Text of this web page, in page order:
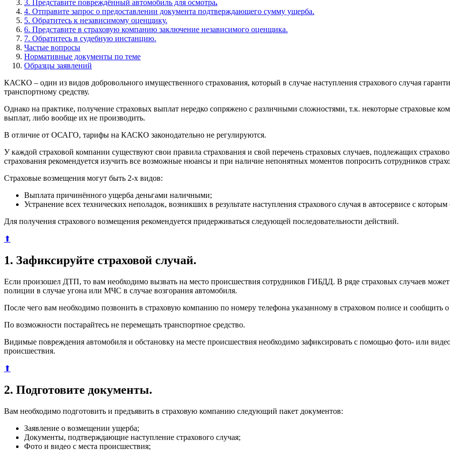
3. Представите повреждённый автомобиль для осмотра.
4. Отправите запрос о предоставлении документа подтверждающего сумму ущерба.
5. Обратитесь к независимому оценщику.
6. Представите в страховую компанию заключение независимого оценщика.
7. Обратитесь в судебную инстанцию.
Частые вопросы
Нормативные документы по теме
Образцы заявлений
КАСКО – один из видов добровольного имущественного страхования, который в случае наступления страхового случая
транспортному средству.
Однако на практике, получение страховых выплат нередко сопряжено с различными сложностями, т.к. некоторые страховые
выплат, либо вообще их не производить.
В отличие от ОСАГО, тарифы на КАСКО законодательно не регулируются.
У каждой страховой компании существуют свои правила страхования и свой перечень страховых случаев, подлежащих
страхования рекомендуется изучить все возможные нюансы и при наличие непонятных моментов попросить сотрудников
Страховые возмещения могут быть 2-х видов:
Выплата причинённого ущерба деньгами наличными;
Устранение всех технических неполадок, возникших в результате наступления страхового случая в автосервисе с
Для получения страхового возмещения рекомендуется придерживаться следующей последовательности действий.
⬆
1. Зафиксируйте страховой случай.
Если произошел ДТП, то вам необходимо вызвать на место происшествия сотрудников ГИБДД. В ряде страховых случаев
полиции в случае угона или МЧС в случае возгорания автомобиля.
После чего вам необходимо позвонить в страховую компанию по номеру телефона указанному в страховом полисе и сообщить
По возможности постарайтесь не перемещать транспортное средство.
Видимые повреждения автомобиля и обстановку на месте происшествия необходимо зафиксировать с помощью фото- или
происшествия.
⬆
2. Подготовите документы.
Вам необходимо подготовить и предъявить в страховую компанию следующий пакет документов:
Заявление о возмещении ущерба;
Документы, подтверждающие наступление страхового случая;
Фото и видео с места происшествия;